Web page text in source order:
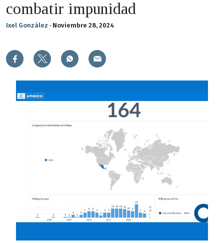
combatir impunidad
Ixel González · Noviembre 28, 2024